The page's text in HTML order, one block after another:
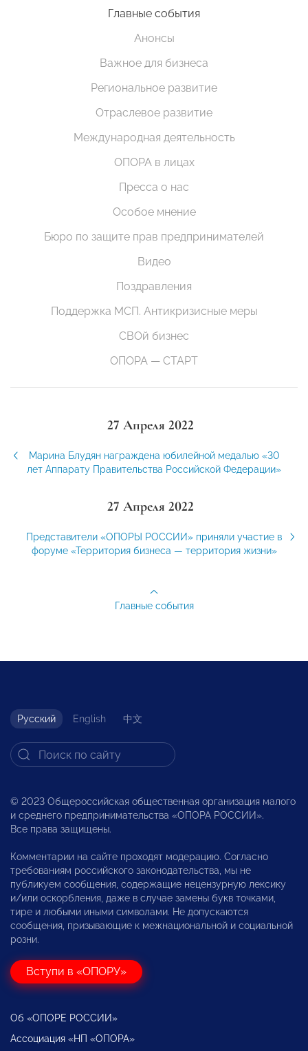
Главные события
Анонсы
Важное для бизнеса
Региональное развитие
Отраслевое развитие
Международная деятельность
ОПОРА в лицах
Пресса о нас
Особое мнение
Бюро по защите прав предпринимателей
Видео
Поздравления
Поддержка МСП. Антикризисные меры
СВОй бизнес
ОПОРА — СТАРТ
27 Апреля 2022
Марина Блудян награждена юбилейной медалью «30
лет Аппарату Правительства Российской Федерации»
27 Апреля 2022
Представители «ОПОРЫ РОССИИ» приняли участие в
форуме «Территория бизнеса — территория жизни»
Главные события
Русский English 中文
© 2023 Общероссийская общественная организация малого
и среднего предпринимательства «ОПОРА РОССИИ».
Все права защищены.
Комментарии на сайте проходят модерацию. Согласно
требованиям российского законодательства, мы не
публикуем сообщения, содержащие нецензурную лексику
и/или оскорбления, даже в случае замены букв точками,
тире и любыми иными символами. Не допускаются
сообщения, призывающие к межнациональной и социальной
розни.
Вступи в «ОПОРУ»
Об «ОПОРЕ РОССИИ»
Ассоциация «НП «ОПОРА»